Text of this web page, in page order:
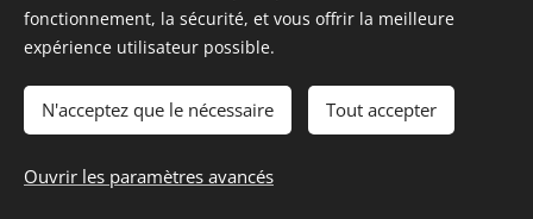
Ajouter au panier
mini model rails
Langues
Français
Nederlands
fonctionnement, la sécurité, et vous offrir la meilleure
expérience utilisateur possible.
N'acceptez que le nécessaire Tout accepter
Ouvrir les paramètres avancés